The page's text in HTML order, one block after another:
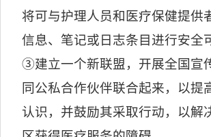
将可与护理人员和医疗保健提供
信息、笔记或日志条目进行安全
③建立一个新联盟，开展全国宣
同公私合作伙伴联合起来，以提
认识，并鼓励其采取行动，以解